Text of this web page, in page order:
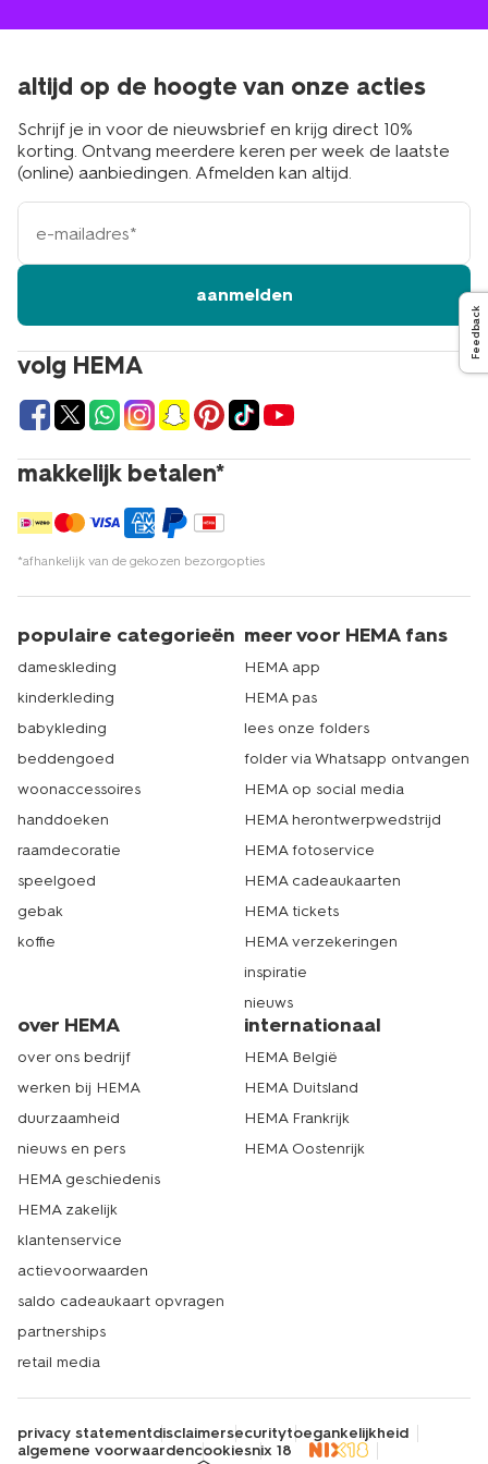
volg HEMA
makkelijk betalen*
*afhankelijk van de gekozen bezorgopties
altijd op de hoogte van onze acties
Schrijf je in voor de nieuwsbrief en krijg direct 10%
korting. Ontvang meerdere keren per week de laatste
(online) aanbiedingen. Afmelden kan altijd.
e-
mailadres
aanmelden
populaire categorieën
dameskleding
kinderkleding
babykleding
beddengoed
woonaccessoires
handdoeken
raamdecoratie
speelgoed
gebak
koffie
meer voor HEMA fans
HEMA app
HEMA pas
lees onze folders
folder via Whatsapp ontvangen
HEMA op social media
HEMA herontwerpwedstrijd
HEMA fotoservice
HEMA cadeaukaarten
HEMA tickets
HEMA verzekeringen
inspiratie
nieuws
over HEMA
over ons bedrijf
werken bij HEMA
duurzaamheid
nieuws en pers
HEMA geschiedenis
HEMA zakelijk
klantenservice
actievoorwaarden
saldo cadeaukaart opvragen
partnerships
retail media
internationaal
HEMA België
HEMA Duitsland
HEMA Frankrijk
HEMA Oostenrijk
privacy statementdisclaimersecuritytoegankelijkheid
algemene voorwaardencookiesnix 18
Feedback